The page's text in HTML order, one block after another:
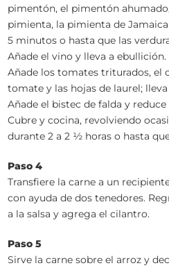
pimentón, el pimentón
pimienta, la pimienta de
5 minutos o hasta que las
Añade el vino y lleva a
Añade los tomates triturados, el
tomate y las hojas de laurel;
Añade el bistec de falda y
Cubre y cocina, revolviendo
durante 2 a 2 ½ horas o hasta
Paso 4
Transfiere la carne a un
con ayuda de dos tenedores.
a la salsa y agrega el cilantro.
Paso 5
Sirve la carne sobre el arroz y